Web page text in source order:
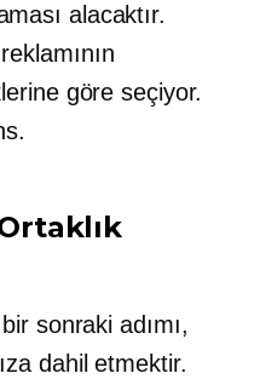
alacaktır.
göre seçiyor.
sonraki adımı,
dahil etmektir.